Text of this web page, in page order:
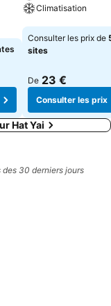
Climatisation
Consulter les
Consulter les prix de
sites
De 23 €
Consulter les prix
Hat Yai
des 30 derniers jours